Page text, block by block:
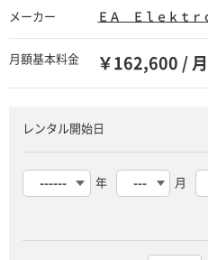
メーカー ＥＡ Ｅｌｅｋｔｒ
月額基本料金 ￥162,600 / 月
レンタル開始日
年 月